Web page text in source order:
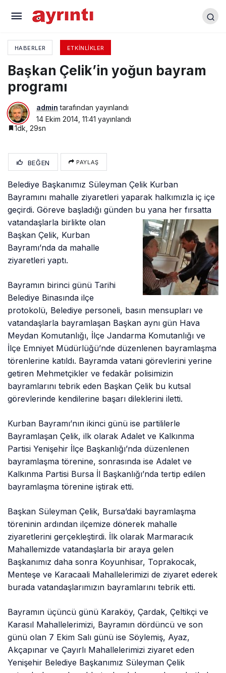
HABERLER ETKINLIKLER
Başkan Çelik’in yoğun bayram
programı
admin tarafından yayınlandı
14 Ekim 2014, 11:41 yayınlandı
1dk, 29sn
BEĞEN PAYLAŞ
Belediye Başkanımız Süleyman Çelik Kurban
Bayramını mahalle ziyaretleri yaparak halkımızla iç içe
geçirdi. Göreve başladığı günden bu yana her fırsatta
vatandaşlarla birlikte olan
Başkan Çelik, Kurban
Bayramı’nda da mahalle
ziyaretleri yaptı.
Bayramın birinci günü Tarihi
Belediye Binasında ilçe
protokolü, Belediye personeli, basın mensupları ve
vatandaşlarla bayramlaşan Başkan aynı gün Hava
Meydan Komutanlığı, İlçe Jandarma Komutanlığı ve
İlçe Emniyet Müdürlüğü’nde düzenlenen bayramlaşma
törenlerine katıldı. Bayramda vatani görevlerini yerine
getiren Mehmetçikler ve fedakâr polisimizin
bayramlarını tebrik eden Başkan Çelik bu kutsal
görevlerinde kendilerine başarı dileklerini iletti.
Kurban Bayramı’nın ikinci günü ise partililerle
Bayramlaşan Çelik, ilk olarak Adalet ve Kalkınma
Partisi Yenişehir İlçe Başkanlığı’nda düzenlenen
bayramlaşma törenine, sonrasında ise Adalet ve
Kalkınma Partisi Bursa İl Başkanlığı’nda tertip edilen
bayramlaşma törenine iştirak etti.
Başkan Süleyman Çelik, Bursa’daki bayramlaşma
töreninin ardından ilçemize dönerek mahalle
ziyaretlerini gerçekleştirdi. İlk olarak Marmaracık
Mahallemizde vatandaşlarla bir araya gelen
Başkanımız daha sonra Koyunhisar, Toprakocak,
Menteşe ve Karacaali Mahallelerimizi de ziyaret ederek
burada vatandaşlarımızın bayramlarını tebrik etti.
Bayramın üçüncü günü Karaköy, Çardak, Çeltikçi ve
Karasıl Mahallelerimizi, Bayramın dördüncü ve son
günü olan 7 Ekim Salı günü ise Söylemiş, Ayaz,
Akçapınar ve Çayırlı Mahallelerimizi ziyaret eden
Yenişehir Belediye Başkanımız Süleyman Çelik
Unutulmadılar, Unutulmayacaklar 36. yılında
anılacaklar